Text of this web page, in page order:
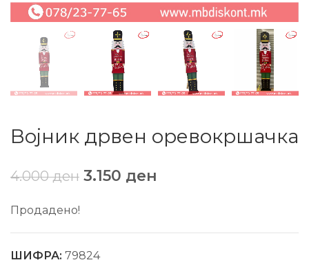
Војник дрвен оревокршачка
4.000ден 3.150 ден
Продадено!
ШИФРА: 79824